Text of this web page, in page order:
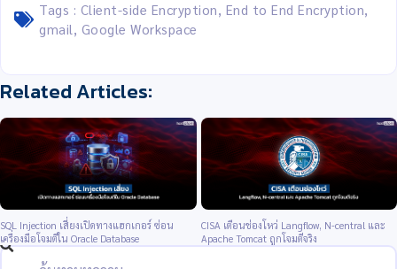
Tags : Client-side Encryption, End to End Encryption,
gmail , Google Workspace
SQL Injection เสี่ยงเปิดทางแฮกเกอร์ ซ่อน
เครื่องมือโจมตีใน Oracle Database
CISA เตือนช่องโหว่ Langflow, N-central และ
Apache Tomcat ถูกโจมตีจริง